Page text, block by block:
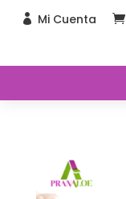
 Mi Cuenta 